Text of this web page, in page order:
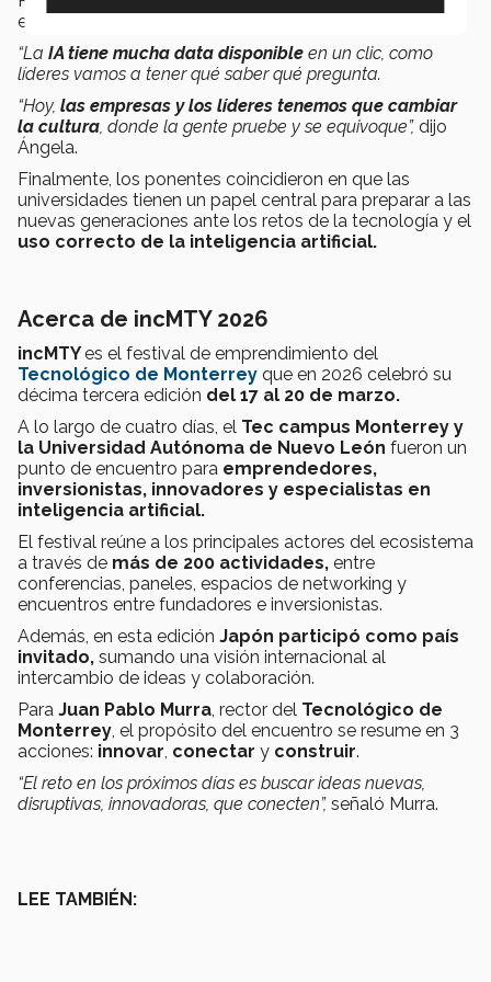
evolucionar, con la adquisición de nuevas habilidades.
“La IA tiene mucha data disponible en un clic, como
líderes vamos a tener qué saber qué pregunta.
“Hoy, las empresas y los líderes tenemos que cambiar
la cultura , donde la gente pruebe y se equivoque”, dijo
Ángela.
Finalmente, los ponentes coincidieron en que las
universidades tienen un papel central para preparar a las
nuevas generaciones ante los retos de la tecnología y el
uso correcto de la inteligencia artificial.
Acerca de incMTY 2026
incMTYes el festival de emprendimiento del
Tecnológico de Monterrey que en 2026 celebró su
décima tercera edición del 17 al 20 de marzo.
A lo largo de cuatro días, el Tec campus Monterrey y
la Universidad Autónoma de Nuevo León fueron un
punto de encuentro para emprendedores,
inversionistas, innovadores y especialistas en
inteligencia artificial.
El festival reúne a los principales actores del ecosistema
a través de más de 200 actividades, entre
conferencias, paneles, espacios de networking y
encuentros entre fundadores e inversionistas.
Además, en esta edición Japón participó como país
invitado, sumando una visión internacional al
intercambio de ideas y colaboración.
Para Juan Pablo Murra , rector del Tecnológico de
Monterrey , el propósito del encuentro se resume en 3
acciones: innovar conectar y construir.
“El reto en los próximos días es buscar ideas nuevas,
disruptivas, innovadoras, que conecten”, señaló Murra.
LEE TAMBIÉN: